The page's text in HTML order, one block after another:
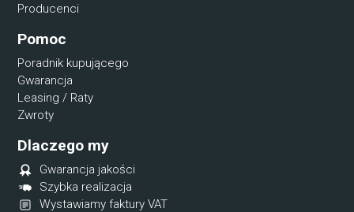
Producenci
Pomoc
Poradnik kupującego
Gwarancja
Leasing / Raty
Zwroty
Dlaczego my
Gwarancja jakości
Szybka realizacja
Wystawiamy faktury VAT